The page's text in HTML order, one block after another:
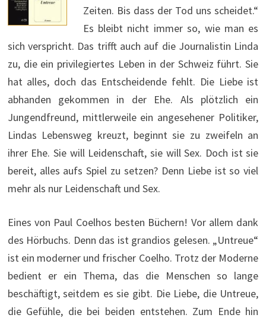
Zeiten. Bis dass der Tod uns scheidet.“
Es bleibt nicht immer so, wie man es
sich verspricht. Das trifft auch auf die Journalistin Linda
zu, die ein privilegiertes Leben in der Schweiz führt. Sie
hat alles, doch das Entscheidende fehlt. Die Liebe ist
abhanden gekommen in der Ehe. Als plötzlich ein
Jungendfreund, mittlerweile ein angesehener Politiker,
Lindas Lebensweg kreuzt, beginnt sie zu zweifeln an
ihrer Ehe. Sie will Leidenschaft, sie will Sex. Doch ist sie
bereit, alles aufs Spiel zu setzen? Denn Liebe ist so viel
mehr als nur Leidenschaft und Sex.
Eines von Paul Coelhos besten Büchern! Vor allem dank
des Hörbuchs. Denn das ist grandios gelesen. „Untreue“
ist ein moderner und frischer Coelho. Trotz der Moderne
bedient er ein Thema, das die Menschen so lange
beschäftigt, seitdem es sie gibt. Die Liebe, die Untreue,
die Gefühle, die bei beiden entstehen. Zum Ende hin